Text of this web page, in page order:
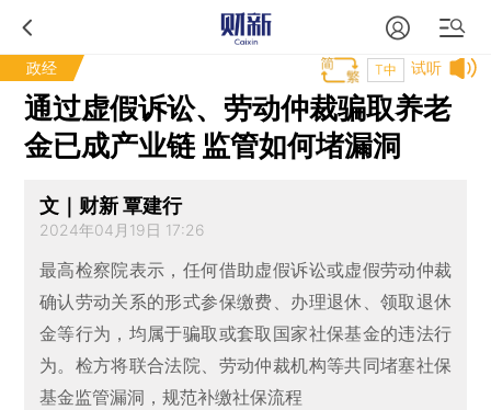
政经 试听
T中
通过虚假诉讼、劳动仲裁骗取养老
金已成产业链 监管如何堵漏洞
文｜财新 覃建行
2024年04月19日 17:26
最高检察院表示，任何借助虚假诉讼或虚假劳动仲裁
确认劳动关系的形式参保缴费、办理退休、领取退休
金等行为，均属于骗取或套取国家社保基金的违法行
为。检方将联合法院、劳动仲裁机构等共同堵塞社保
基金监管漏洞，规范补缴社保流程